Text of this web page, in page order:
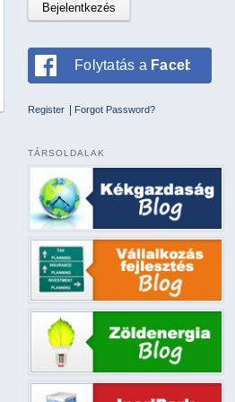
Folytatás a Facebookkal
Register Forgot Password?
TÁRSOLDALAK